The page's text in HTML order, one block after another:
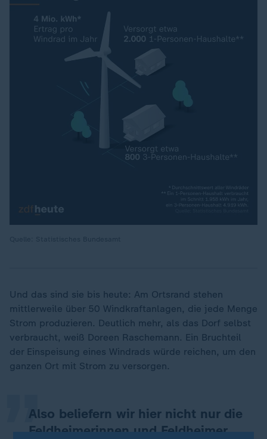
Und das sind sie bis heute: Am Ortsrand stehen
mittlerweile über 50 Windkraftanlagen, die jede Menge
Strom produzieren. Deutlich mehr, als das Dorf selbst
verbraucht, weiß Doreen Raschemann. Ein Bruchteil
der Einspeisung eines Windrads würde reichen, um den
ganzen Ort mit Strom zu versorgen.
Also beliefern wir hier nicht nur die
Feldheimerinnen und Feldheimer,
„